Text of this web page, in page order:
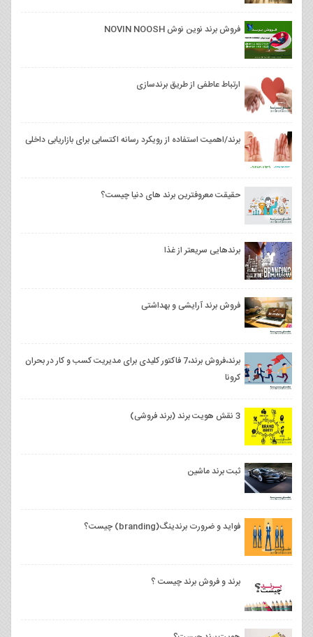
فروش برند نوین نوش NOVIN NOOSH
ارتباط عاطفی از طریق برندسازی
برند/اهمیت استفاده از رویکرد رسانه‌ اکتسابی برای بازاریابی داخلی
حقیقت معروفترین برند های دنیا چیست؟
برندهایی سریعتر از غذا
فروش برند آرایشی و بهداشتی
برند،فروش برند،7 فاکتور کلیدی برای مدیریت کسب و کار در بحران
کرونا
3 نقش هویت برند (برند فروشی)
ثبت برند ماشین
فواید و ضرورت برندینگ(branding) چیست؟
برند و فروش برند چیست ؟